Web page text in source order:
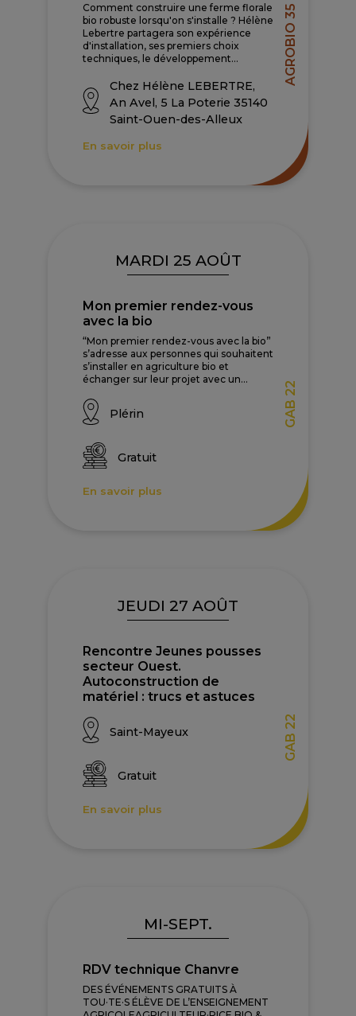
Comment construire une ferme florale
bio robuste lorsqu'on s'installe ? Hélène
Lebertre partagera son expérience
d'installation, ses premiers choix
techniques, le développement...
Chez Hélène LEBERTRE,
An Avel, 5 La Poterie 35140
Saint-Ouen-des-Alleux
En savoir plus
AGROBIO 35
MARDI 25 AOÛT
Mon premier rendez-vous
avec la bio
“Mon premier rendez-vous avec la bio”
s’adresse aux personnes qui souhaitent
s’installer en agriculture bio et
échanger sur leur projet avec un...
Plérin
Gratuit
En savoir plus
GAB 22
JEUDI 27 AOÛT
Rencontre Jeunes pousses
secteur Ouest.
Autoconstruction de
matériel : trucs et astuces
Saint-Mayeux
Gratuit
En savoir plus
GAB 22
MI-SEPT.
RDV technique Chanvre
DES ÉVÉNEMENTS GRATUITS À
TOU·TE·S ÉLÈVE DE L’ENSEIGNEMENT